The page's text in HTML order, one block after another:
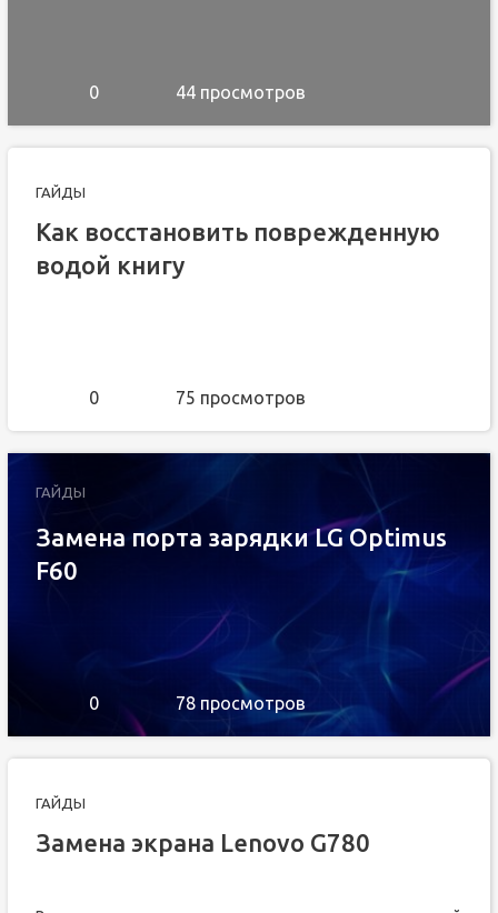
0 44 просмотров
ГАЙДЫ
Как восстановить поврежденную
водой книгу
0 75 просмотров
ГАЙДЫ
Замена порта зарядки LG Optimus
F60
0 78 просмотров
ГАЙДЫ
Замена экрана Lenovo G780